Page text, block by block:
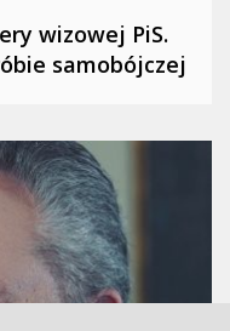
wizowej PiS.
samobójczej